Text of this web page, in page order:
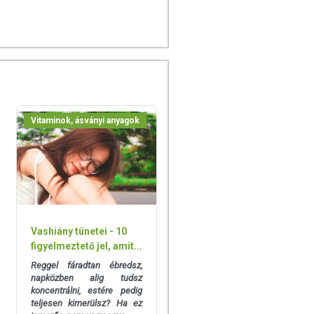
Vitaminok, ásványi anyagok
Vashiány tünetei - 10
figyelmeztető jel, amit...
Reggel fáradtan ébredsz,
napközben alig tudsz
koncentrálni, estére pedig
teljesen kimerülsz? Ha ez